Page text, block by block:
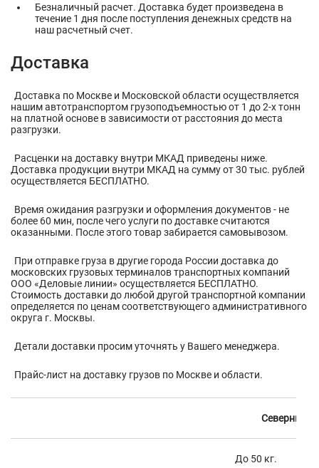
Безналичный расчет. Доставка будет произведена в
течение 1 дня после поступления денежных средств на
наш расчетный счет.
Доставка
Доставка по Москве и Московской области осуществляется
нашим автотранспортом грузоподъемностью от 1 до 2-х тонн
на платной основе в зависимости от расстояния до места
разгрузки.
Расценки на доставку внутри МКАД приведены ниже.
Доставка продукции внутри МКАД на сумму от 30 тыс. рублей
осуществляется БЕСПЛАТНО.
Время ожидания разгрузки и оформления документов - не
более 60 мин, после чего услуги по доставке считаются
оказанными. После этого товар забирается самовывозом.
При отправке груза в другие города России доставка до
московских грузовых терминалов транспортных компаний
ООО «Деловые линии» осуществляется БЕСПЛАТНО.
Стоимость доставки до любой другой транспортной компании
определяется по ценам соответствующего административного
округа г. Москвы.
Детали доставки просим уточнять у Вашего менеджера.
Прайс-лист на доставку грузов по Москве и области.
Северный
До 50 кг.